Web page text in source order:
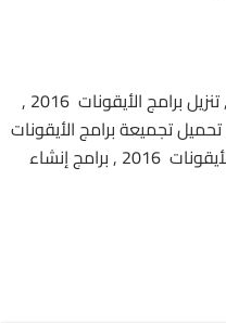
برامج الأيقونات , تحميل برامج الأيقونات 2016 , برامج محمولة لالأيقونات 2016 , تنزيل برامج الأيقونات 2016 ,
اسطوانة برامج الأيقونات 2016 برابط واحد , تحميل تجميعة برامج الأيقونات
2016 , اسطوانة لبرامج الأيقونات 2016 , برامج تصميم الأيقونات , برامج تحويل الأيقونات 2016 , برامج إنشاء